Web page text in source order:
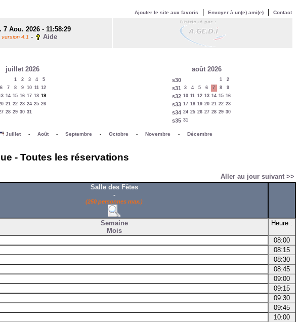
Ajouter le site aux favoris Envoyer à un(e) ami(e) Contact
7 Aou. 2026- 11:58:29
version 4.1 - Aide
juillet 2026
1 2 3 4 5
6 7 8 9 10 11 12
14 15 16 17 18 19
21 22 23 24 25 26
28 29 30 31
août 2026
s30 1 2
s31 3 4 5 6 7 8 9
s32 10 11 12 13 14 15 16
s33 17 18 19 20 21 22 23
s34 24 25 26 27 28 29 30
s35 31
Juillet- Août- Septembre - Octobre - Novembre - Décembre
- Toutes les réservations
Aller au jour suivant >>
Salle des Fêtes
-
(250 personnes max.)
Semaine
Mois
Heure :
08:00
08:15
08:30
08:45
09:00
09:15
09:30
09:45
10:00